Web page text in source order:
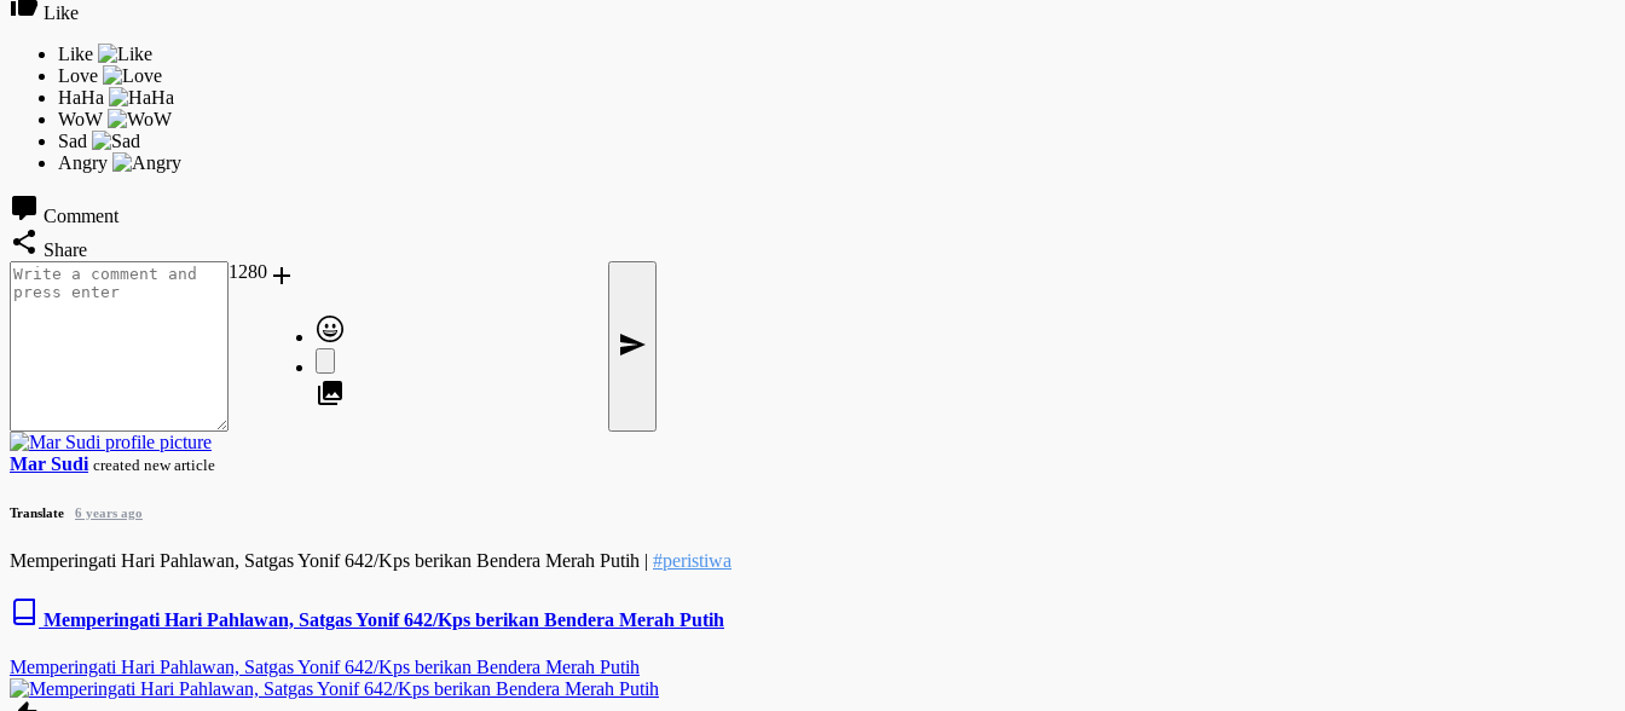
Like
Comment
Share
1280
Mar Sudi created new article
Translate 6 years ago
Memperingati Hari Pahlawan, Satgas Yonif 642/Kps berikan Bendera Merah Putih | #peristiwa
Memperingati Hari Pahlawan, Satgas Yonif 642/Kps berikan Bendera Merah Putih
Memperingati Hari Pahlawan, Satgas Yonif 642/Kps berikan Bendera Merah Putih